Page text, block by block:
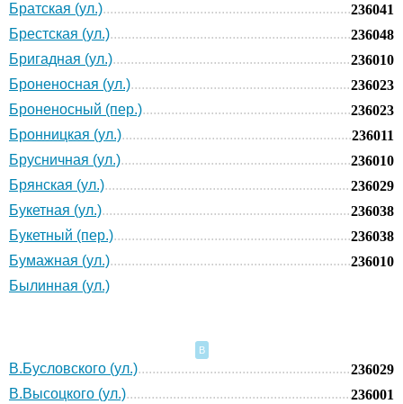
Братская (ул.)
236041
Брестская (ул.)
236048
Бригадная (ул.)
236010
Броненосная (ул.)
236023
Броненосный (пер.)
236023
Бронницкая (ул.)
236011
Брусничная (ул.)
236010
Брянская (ул.)
236029
Букетная (ул.)
236038
Букетный (пер.)
236038
Бумажная (ул.)
236010
Былинная (ул.)
В
В.Бусловского (ул.)
236029
В.Высоцкого (ул.)
236001